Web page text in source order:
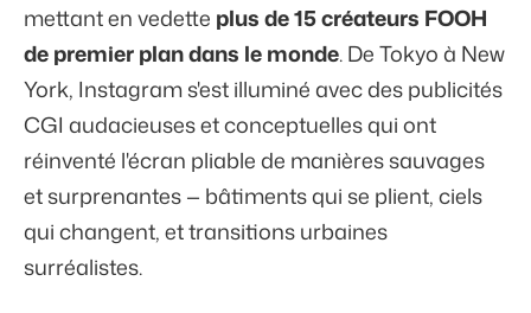
mettant en vedette plus de 15 créateurs FOOH
de premier plan dans le monde. De Tokyo à New
York, Instagram s'est illuminé avec des publicités
CGI audacieuses et conceptuelles qui ont
réinventé l'écran pliable de manières sauvages
et surprenantes — bâtiments qui se plient, ciels
qui changent, et transitions urbaines
surréalistes.